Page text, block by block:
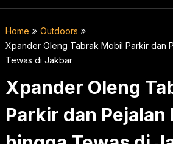
Home
Outdoors
Xpander Oleng Tabrak Mobil Parkir dan
Tewas di Jakbar
Xpander Oleng
Parkir dan Pejalan